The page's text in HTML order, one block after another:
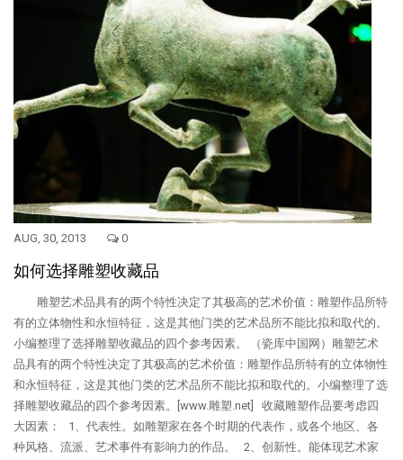
AUG, 30, 2013 0
如何选择雕塑收藏品
雕塑艺术品具有的两个特性决定了其极高的艺术价值：雕塑作品所特
有的立体物性和永恒特征，这是其他门类的艺术品所不能比拟和取代的。
小编整理了选择雕塑收藏品的四个参考因素。 （瓷库中国网）雕塑艺术
品具有的两个特性决定了其极高的艺术价值：雕塑作品所特有的立体物性
和永恒特征，这是其他门类的艺术品所不能比拟和取代的。小编整理了选
择雕塑收藏品的四个参考因素。[www.雕塑.net] 收藏雕塑作品要考虑四
大因素： 1、代表性。如雕塑家在各个时期的代表作，或各个地区、各
种风格、流派、艺术事件有影响力的作品。 2、创新性。能体现艺术家